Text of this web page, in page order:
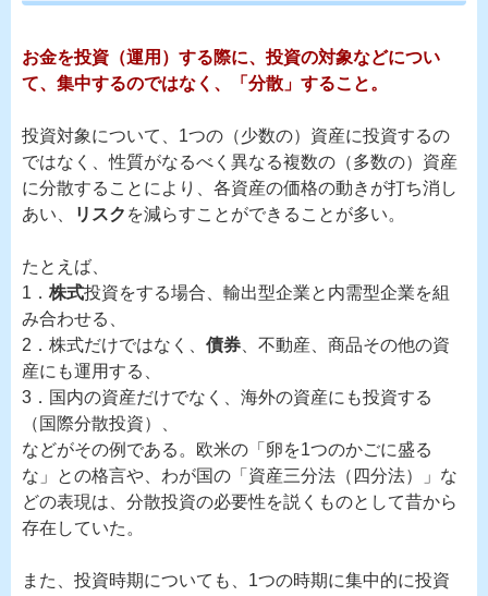
お金を投資（運用）する際に、投資の対象などについ
て、集中するのではなく、「分散」すること。
投資対象について、1つの（少数の）資産に投資するの
ではなく、性質がなるべく異なる複数の（多数の）資産
に分散することにより、各資産の価格の動きが打ち消し
あい、
リスク を減らすことができることが多い。
たとえば、
1． 株式投資をする場合、輸出型企業と内需型企業を組
み合わせる、
2．株式だけではなく、 債券 、不動産、商品その他の資
産にも運用する、
3．国内の資産だけでなく、海外の資産にも投資する
（国際分散投資）、
などがその例である。欧米の「卵を1つのかごに盛る
な」との格言や、わが国の「資産三分法（四分法）」な
どの表現は、分散投資の必要性を説くものとして昔から
存在していた。
また、投資時期についても、1つの時期に集中的に投資